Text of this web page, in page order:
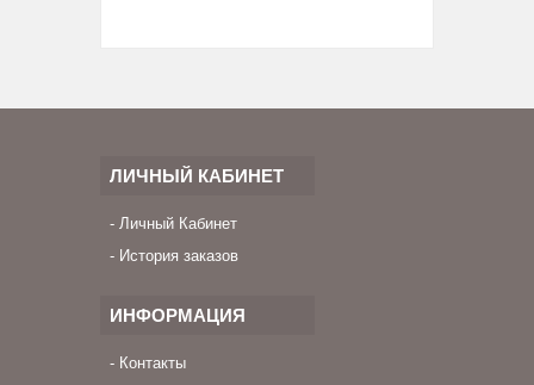
ЛИЧНЫЙ КАБИНЕТ
Личный Кабинет
История заказов
ИНФОРМАЦИЯ
Контакты